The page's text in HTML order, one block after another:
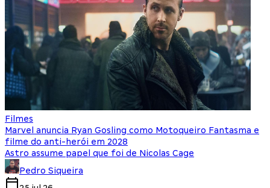
Filmes
Marvel anuncia Ryan Gosling como Motoqueiro Fantasma e
filme do anti-herói em 2028
Astro assume papel que foi de Nicolas Cage
Pedro Siqueira